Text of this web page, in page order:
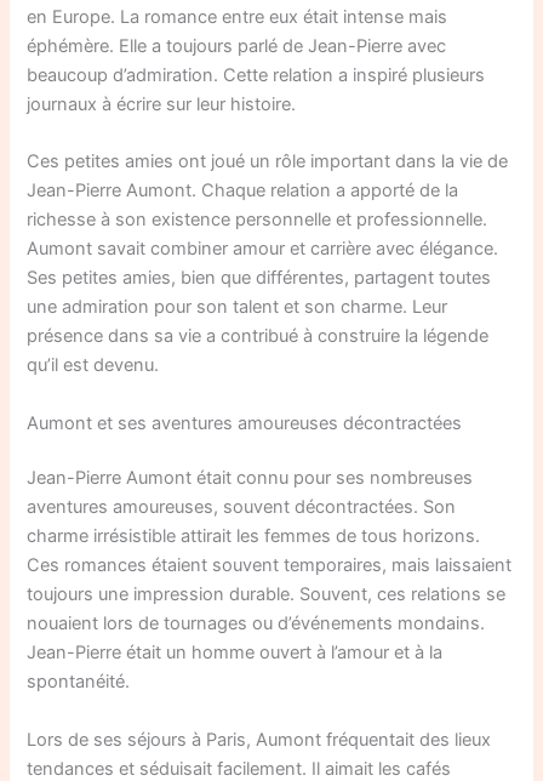
en Europe. La romance entre eux était intense mais
éphémère. Elle a toujours parlé de Jean-Pierre avec
beaucoup d’admiration. Cette relation a inspiré plusieurs
journaux à écrire sur leur histoire.
Ces petites amies ont joué un rôle important dans la vie de
Jean-Pierre Aumont. Chaque relation a apporté de la
richesse à son existence personnelle et professionnelle.
Aumont savait combiner amour et carrière avec élégance.
Ses petites amies, bien que différentes, partagent toutes
une admiration pour son talent et son charme. Leur
présence dans sa vie a contribué à construire la légende
qu’il est devenu.
Aumont et ses aventures amoureuses décontractées
Jean-Pierre Aumont était connu pour ses nombreuses
aventures amoureuses, souvent décontractées. Son
charme irrésistible attirait les femmes de tous horizons.
Ces romances étaient souvent temporaires, mais laissaient
toujours une impression durable. Souvent, ces relations se
nouaient lors de tournages ou d’événements mondains.
Jean-Pierre était un homme ouvert à l’amour et à la
spontanéité.
Lors de ses séjours à Paris, Aumont fréquentait des lieux
tendances et séduisait facilement. Il aimait les cafés